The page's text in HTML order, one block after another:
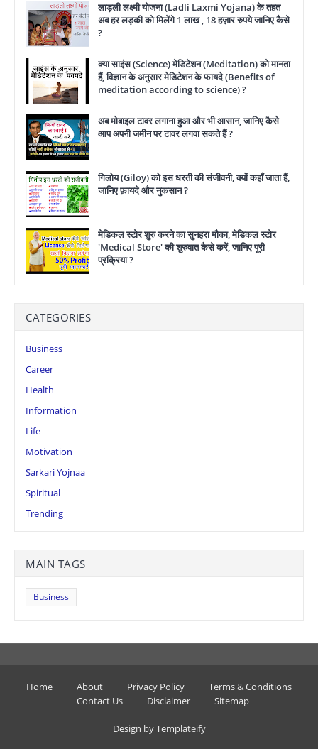
लाड़ली लक्ष्मी योजना (Ladli Laxmi Yojana) के तहत
अब हर लड़की को मिलेंगे 1 लाख , 18 हज़ार रुपये जानिए कैसे
?
क्या साइंस (Science) मेडिटेशन (Meditation) को मानता
हैं, विज्ञान के अनुसार मेडिटेशन के फायदे (Benefits of
meditation according to science) ?
अब मोबाइल टावर लगाना हुआ और भी आसान, जानिए कैसे
आप अपनी जमीन पर टावर लगवा सकते हैं ?
गिलोय (Giloy) को इस धरती की संजीवनी, क्यों कहाँ जाता हैं,
जानिए फ़ायदे और नुकसान ?
मेडिकल स्टोर शुरु करने का सुनहरा मौका, मेडिकल स्टोर
'Medical Store' की शुरुवात कैसे करें, जानिए पूरी
प्रक्रिया ?
CATEGORIES
Business
Career
Health
Information
Life
Motivation
Sarkari Yojnaa
Spiritual
Trending
MAIN TAGS
Business
Home About Privacy Policy
Terms & Conditions
Contact Us
Disclaimer Sitemap
Design byTemplateify